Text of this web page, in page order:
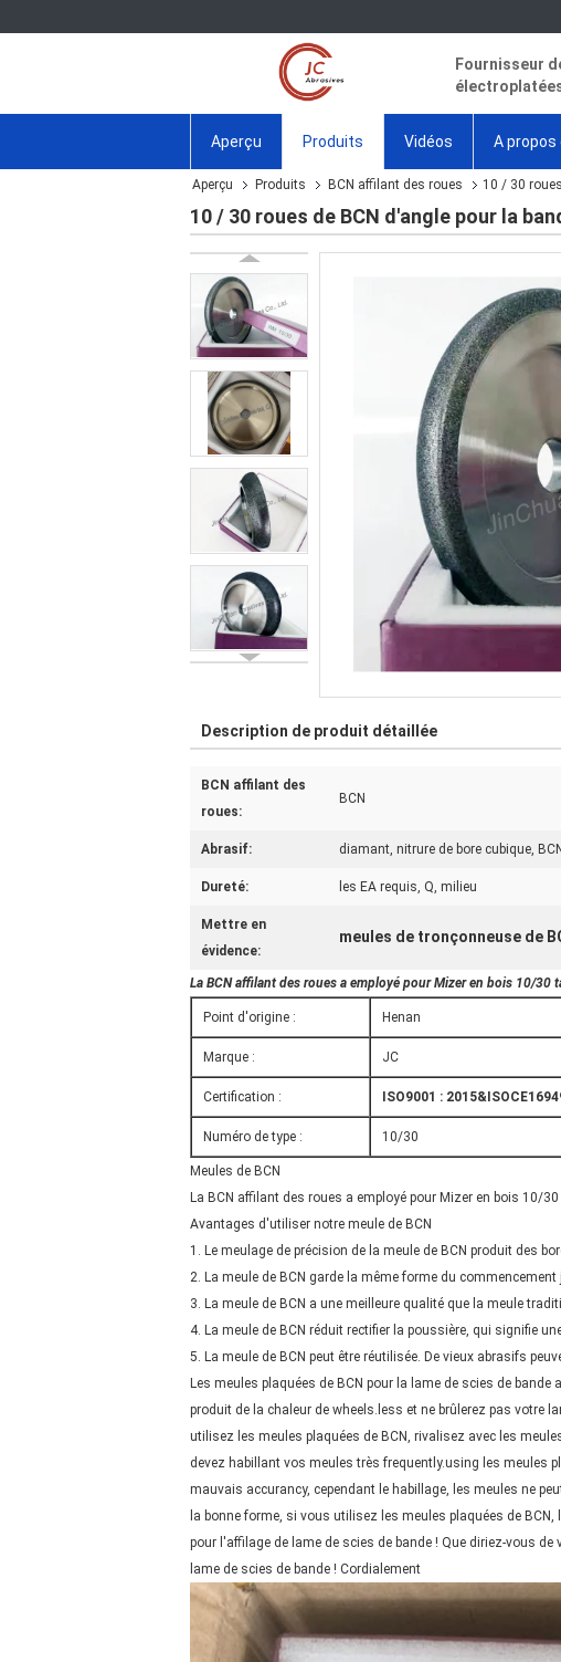
Fournisseur
Aperçu Produits Vidéos A propos
Aperçu Produits BCN affilant des roues 10 / 30
10 / 30 roues de BCN d'angle pour la
Description de produit détaillée
BCN affilant des
roues:
BCN
Abrasif: diamant, nitrure de bore cubique, BCN
Dureté: les EA requis, Q, milieu
Mettre en
évidence:
meules de tronçonneuse de
La BCN affilant des roues a employé pour Mizer en bois 10/30
Point d'origine : Henan
Marque : JC
Certification : ISO9001 :
Numéro de type : 10/30
Meules de BCN
La BCN affilant des roues a employé pour Mizer en bois 10/
Avantages d'utiliser notre meule de BCN
1. Le meulage de précision de la meule de BCN produit des
2. La meule de BCN garde la même forme du
3. La meule de BCN a une meilleure qualité que la meule
4. La meule de BCN réduit rectifier la poussière, qui signifie
5. La meule de BCN peut être réutilisée. De vieux abrasifs
Les meules plaquées de BCN pour la lame de scies de
produit de la chaleur de wheels.less et ne brûlerez pas votre
utilisez les meules plaquées de BCN, rivalisez avec les
devez habillant vos meules très frequently.using les meules
mauvais accurancy, cependant le habillage, les meules ne
la bonne forme, si vous utilisez les meules plaquées de
pour l'affilage de lame de scies de bande ! Que diriez-vous
lame de scies de bande ! Cordialement